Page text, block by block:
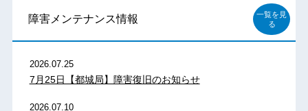
障害メンテナンス情報
一覧を見
る
2026.07.25
7月25日【都城局】障害復旧のお知らせ
2026.07.10